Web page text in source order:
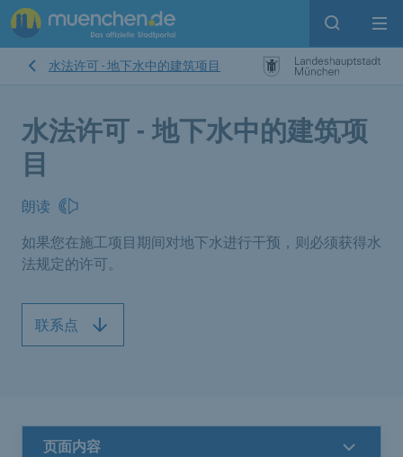
Open
水法许可 - 地下水中的建筑项目
水法许可 - 地下水中的建筑项
目
朗读
如果您在施工项目期间对地下水进行干预，则必须获得水
法规定的许可。
联系点
页面内容